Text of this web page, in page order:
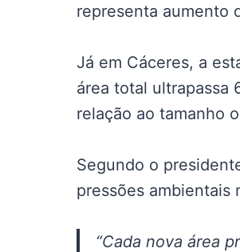
representa aumento
Já em Cáceres, a
área total ultrapassa
relação ao tamanho
Segundo o
pressões ambientais
“Cada nova área